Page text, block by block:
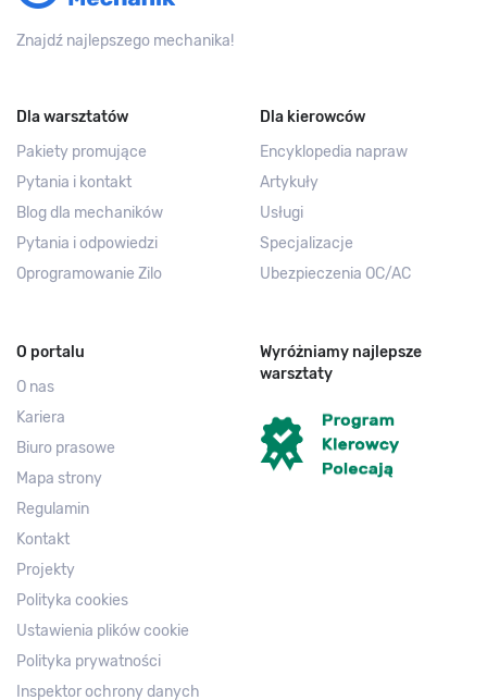
Znajdź najlepszego mechanika!
Dla warsztatów
Pakiety promujące
Pytania i kontakt
Blog dla mechaników
Pytania i odpowiedzi
Oprogramowanie Zilo
Dla kierowców
Encyklopedia napraw
Artykuły
Usługi
Specjalizacje
Ubezpieczenia OC/AC
O portalu
O nas
Kariera
Biuro prasowe
Mapa strony
Regulamin
Kontakt
Projekty
Polityka cookies
Ustawienia plików cookie
Polityka prywatności
Inspektor ochrony danych
Wyróżniamy najlepsze
warsztaty